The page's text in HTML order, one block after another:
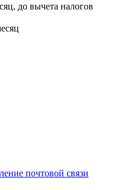
до вычета налогов
почтовой связи